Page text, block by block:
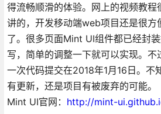
得流畅顺滑的体验。网上的视频教
讲的，开发移动端web项目还是很方
了。很多页面Mint UI组件都已经封
写，简单的调整一下就可以实现。
一次代码提交在2018年1月16日。不
有更新，还是项目有被废弃的可能。
Mint UI官网： http://mint-